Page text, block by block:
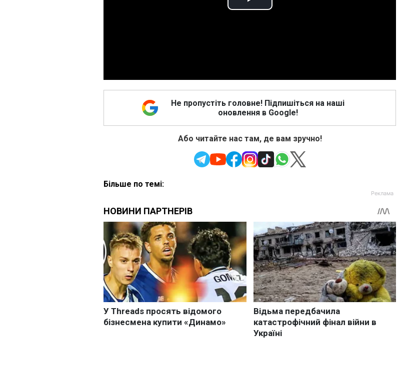
Play
Не пропустіть головне! Підпишіться на наші
оновлення в Google!
Або читайте нас там, де вам зручно!
Більше по темі: